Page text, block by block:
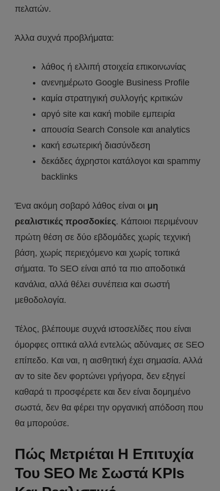
πελατών.
Άλλα συχνά προβλήματα:
λάθος ή ελλιπή στοιχεία επικοινωνίας
ανενημέρωτο Google Business Profile
καμία στρατηγική συλλογής κριτικών
αργό site και κακή mobile εμπειρία
απουσία Search Console και analytics
κακή εσωτερική διασύνδεση
δεκάδες άχρηστοι κατάλογοι και spammy
backlinks
Ένα ακόμη σοβαρό λάθος είναι οι μη
ρεαλιστικές προσδοκίες. Κάποιοι περιμένουν
πρώτη θέση σε δύο εβδομάδες χωρίς τεχνική
βάση, χωρίς περιεχόμενο και χωρίς τοπικά
σήματα. Το SEO είναι από τα πιο αποδοτικά
κανάλια, αλλά θέλει συνέπεια και σωστή
μεθοδολογία.
Τέλος, βλέπουμε συχνά ιστοσελίδες που είναι
όμορφες οπτικά αλλά εντελώς αδύναμες σε SEO
επίπεδο. Και ναι, η αισθητική έχει σημασία. Αλλά
αν το site δεν φορτώνει γρήγορα, δεν εξηγεί
καθαρά τι προσφέρετε και δεν είναι δομημένο
σωστά, δεν θα φέρει την οργανική απόδοση που
θα μπορούσε.
Πώς Μετριέται Η Επιτυχία
Του SEO Με Σωστά KPIs